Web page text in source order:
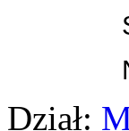
So
Nd
Dział: